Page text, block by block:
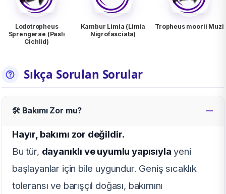
Lodotropheus
Sprengerae (Paslı
Cichlid)
Kambur Limia (Limia
Nigrofasciata)
Tropheus moorii Muzi
Sıkça Sorulan Sorular
🛠️ Bakımı Zor mu?
Hayır, bakımı zor değildir.
Bu tür, dayanıklı ve uyumlu yapısıyla yeni
başlayanlar için bile uygundur. Geniş sıcaklık
toleransı ve barışçıl doğası, bakımını